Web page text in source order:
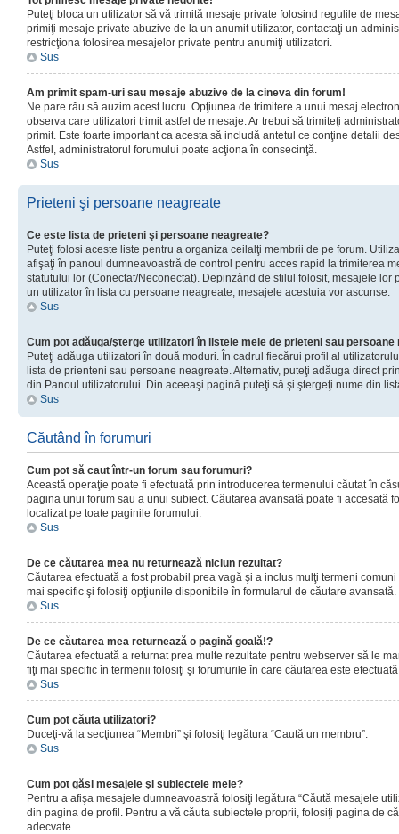
Puteţi bloca un utilizator să vă trimită mesaje private folosind regulile de
primiţi mesaje private abuzive de la un anumit utilizator, contactaţi un
restricţiona folosirea mesajelor private pentru anumiţi utilizatori.
Sus
Am primit spam-uri sau mesaje abuzive de la cineva din forum!
Ne pare rău să auzim acest lucru. Opţiunea de trimitere a unui mesaj
observa care utilizatori trimit astfel de mesaje. Ar trebui să trimiteţi
primit. Este foarte important ca acesta să includă antetul ce conţine detalii
Astfel, administratorul forumului poate acţiona în consecinţă.
Sus
Prieteni şi persoane neagreate
Ce este lista de prieteni şi persoane neagreate?
Puteţi folosi aceste liste pentru a organiza ceilalţi membrii de pe forum.
afişaţi în panoul dumneavoastră de control pentru acces rapid la trimiterea
statutului lor (Conectat/Neconectat). Depinzând de stilul folosit, mesajele lor
un utilizator în lista cu persoane neagreate, mesajele acestuia vor ascunse.
Sus
Cum pot adăuga/şterge utilizatori în listele mele de prieteni sau persoane
Puteţi adăuga utilizatori în două moduri. În cadrul fiecărui profil al
lista de prienteni sau persoane neagreate. Alternativ, puteţi adăuga direct
din Panoul utilizatorului. Din aceeaşi pagină puteţi să şi ştergeţi nume din
Sus
Căutând în forumuri
Cum pot să caut într-un forum sau forumuri?
Această operaţie poate fi efectuată prin introducerea termenului căutat în
pagina unui forum sau a unui subiect. Căutarea avansată poate fi accesată
localizat pe toate paginile forumului.
Sus
De ce căutarea mea nu returnează niciun rezultat?
Căutarea efectuată a fost probabil prea vagă şi a inclus mulţi termeni
mai specific şi folosiţi opţiunile disponibile în formularul de căutare avansată.
Sus
De ce căutarea mea returnează o pagină goală!?
Căutarea efectuată a returnat prea multe rezultate pentru webserver să le
fiţi mai specific în termenii folosiţi şi forumurile în care căutarea este
Sus
Cum pot căuta utilizatori?
Duceţi-vă la secţiunea “Membri” şi folosiţi legătura “Caută un membru”.
Sus
Cum pot găsi mesajele şi subiectele mele?
Pentru a afişa mesajele dumneavoastră folosiţi legătura “Căută mesajele
din pagina de profil. Pentru a vă căuta subiectele proprii, folosiţi pagina de
adecvate.